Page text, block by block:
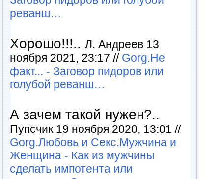
реванш…
Хорошо!!!.. Л. Андреев 13
ноября 2021, 23:17 // Gorg.Не
факт... - Заговор пидоров или
голубой реванш…
А зачем такой нужен?..
Пупсчик 19 ноября 2020, 13:01 //
Gorg.Любовь и Секс.Мужчина и
Женщина - Как из мужчины
сделать импотента или